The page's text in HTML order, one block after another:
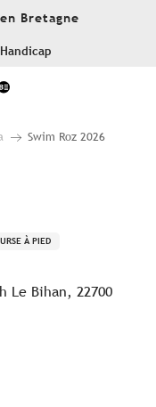
Bretagne
Handicap
Swim Roz 2026
À PIED
Le Bihan, 22700